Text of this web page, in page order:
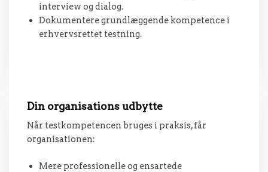
interview og dialog.
Dokumentere grundlæggende kompetence i
erhvervsrettet testning.
Din organisations udbytte
Når testkompetencen bruges i praksis, får
organisationen:
Mere professionelle og ensartede